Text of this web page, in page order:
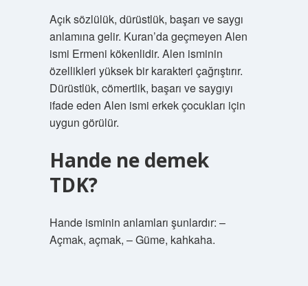
Açık sözlülük, dürüstlük, başarı ve saygı
anlamına gelir. Kuran’da geçmeyen Alen
ismi Ermeni kökenlidir. Alen isminin
özellikleri yüksek bir karakteri çağrıştırır.
Dürüstlük, cömertlik, başarı ve saygıyı
ifade eden Alen ismi erkek çocukları için
uygun görülür.
Hande ne demek
TDK?
Hande isminin anlamları şunlardır: –
Açmak, açmak, – Güme, kahkaha.